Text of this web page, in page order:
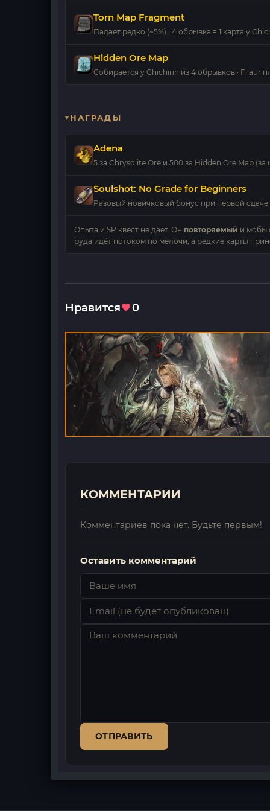
Torn Map Fragment
Падает редко (~5%) · 4 обрывка = 1 карта у
Hidden Ore Map
Собирается у Chichirin из 4 обрывков · Filaur
НАГРАДЫ
Adena
5 за Chrysolite Ore и 500 за Hidden Ore Map (за
Soulshot: No Grade for Beginners
Разовый новичковый бонус при первой
Опыта и SP квест не даёт. Он повторяемый и мобы
руда идёт потоком по мелочи, а редкие карты
Нравится 0
КОММЕНТАРИИ
Комментариев пока нет. Будьте первым!
Оставить комментарий
ОТПРАВИТЬ